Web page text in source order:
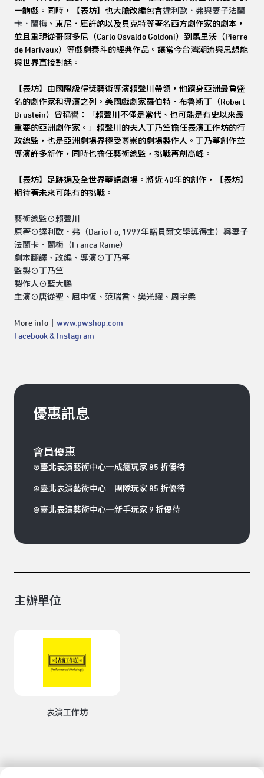
一齣戲。同時，【表坊】也大膽改編包含達利歐．弗與妻子法蘭
卡．蘭梅 、東尼．庫許納以及貝克特等著名西方劇作家的劇本，
並且重現從哥爾多尼（Carlo Osvaldo Goldoni）到馬里沃（Pierre
de Marivaux）等戲劇泰斗的經典作品。讓當今台灣潮流與思想能
與世界直接對話。
【表坊】由國際級得獎藝術導演賴聲川帶領，他躋身亞洲最負盛
名的劇作家和導演之列。美國戲劇家羅伯特．布魯斯丁（Robert
Brustein）曾稱譽：「賴聲川不僅是當代、也可能是有史以來最
重要的亞洲劇作家。」賴聲川的夫人丁乃竺擔任表演工作坊的行
政總監，也是亞洲劇場界極受尊崇的劇場製作人。丁乃箏創作並
導演許多新作，同時也擔任藝術總監，挑戰再創高峰。
【表坊】足跡遍及全世界華語劇場。將近 40年的創作，【表坊】
期待著未來可能有的挑戰。
藝術總監⊙賴聲川
原著⊙達利歐．弗（Dario Fo, 1997年諾貝爾文學獎得主）與妻子
法蘭卡．蘭梅（Franca Rame）
劇本翻譯、改編、導演⊙丁乃箏
監製⊙丁乃竺
製作人⊙藍大鵬
主演⊙唐從聖、屈中恆、范瑞君、樊光耀、周宇柔
More info｜ www.pwshop.com
Facebook & Instagram
優惠訊息
會員優惠
⊛臺北表演藝術中心─成癮玩家 85 折優待
⊛臺北表演藝術中心─團隊玩家 85 折優待
⊛臺北表演藝術中心─新手玩家 9 折優待
主辦單位
表演工作坊